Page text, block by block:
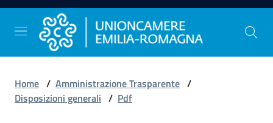
Vai al contenuto
Vai alla navigazione
Vai al footer
Comunicazione
Home / Amministrazione Trasparente /
Disposizioni generali / Pdf